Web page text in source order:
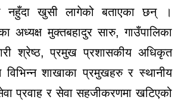
नहुँदा खुसी लागेको बताएका छन् ।
अध्यक्ष मुक्तबहादुर सारु, गाउँपालिका
श्रेष्ठ, प्रमुख प्रशासकीय अधिकृत
शाखाका प्रमुखहरु र स्थानीय
प्रवाह र सेवा सहजीकरणमा खटिएको